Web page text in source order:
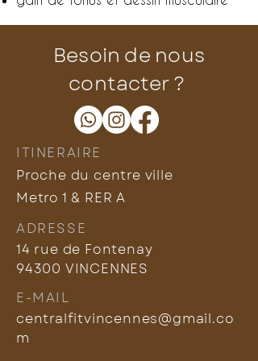
Besoin de nous
contacter ?
ITINERAIRE
Proche du centre ville
Metro 1 & RER A
ADRESSE
14 rue de Fontenay
94300 VINCENNES
E-MAIL
centralfitvincennes@gmail.co
m